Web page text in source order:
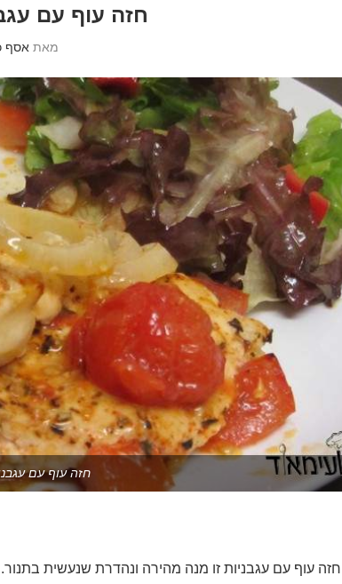
חזה עוף עם
מאת אסף
חזה עוף עם
חזה עוף עם עגבניות זו מנה מהירה ונהדרת שנעשית